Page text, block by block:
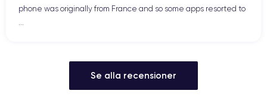
phone was originally from France and so some apps resorted to
Se alla recensioner